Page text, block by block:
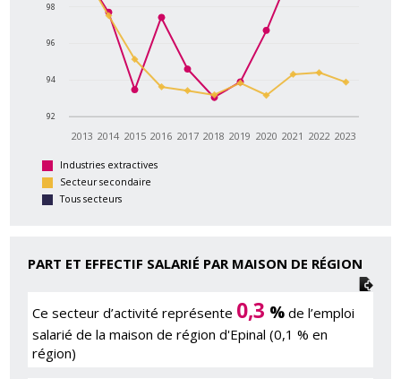
2013 2014 2015 2016 2017 2018 2019 2020 2021 2022 2023
92
94
96
98
Industries extractives
Secteur secondaire
Tous secteurs
PART ET EFFECTIF SALARIÉ PAR MAISON DE RÉGION
Ce secteur d’activité représente 0,3 % de l’emploi
salarié de la maison de région d'Epinal (0,1 % en
région)